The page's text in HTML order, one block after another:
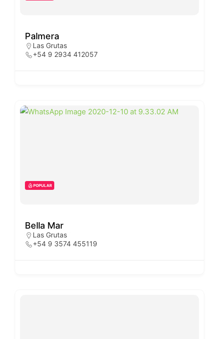
Palmera
Las Grutas
+54 9 2934 412057
POPULAR
Bella Mar
Las Grutas
+54 9 3574 455119